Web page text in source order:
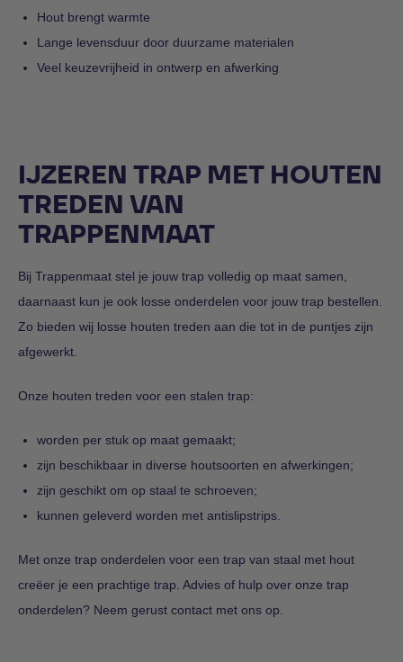
Hout brengt warmte
Lange levensduur door duurzame materialen
Veel keuzevrijheid in ontwerp en afwerking
IJZEREN TRAP MET HOUTEN
TREDEN VAN
TRAPPENMAAT
Bij Trappenmaat stel je jouw trap volledig op maat samen,
daarnaast kun je ook losse onderdelen voor jouw trap bestellen.
Zo bieden wij losse houten treden aan die tot in de puntjes zijn
afgewerkt.
Onze houten treden voor een stalen trap:
worden per stuk op maat gemaakt;
zijn beschikbaar in diverse houtsoorten en afwerkingen;
zijn geschikt om op staal te schroeven;
kunnen geleverd worden met antislipstrips.
Met onze trap onderdelen voor een trap van staal met hout
creëer je een prachtige trap. Advies of hulp over onze trap
onderdelen? Neem gerust contact met ons op.